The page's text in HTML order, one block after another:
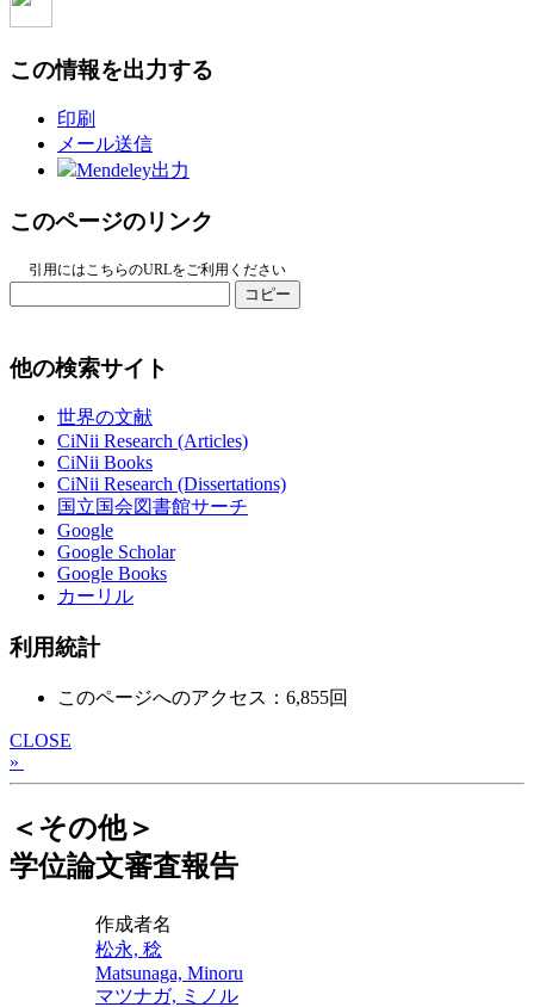
この情報を出力する
印刷
メール送信
Mendeley出力
このページのリンク
引用にはこちらのURLをご利用ください
コピー
他の検索サイト
世界の文献
CiNii Research (Articles)
CiNii Books
CiNii Research (Dissertations)
国立国会図書館サーチ
Google
Google Scholar
Google Books
カーリル
利用統計
このページへのアクセス：6,855回
CLOSE
»
＜その他＞
学位論文審査報告
作成者名
松永, 稔
Matsunaga, Minoru
マツナガ, ミノル